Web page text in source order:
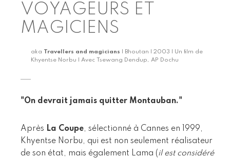
VOYAGEURS ET
MAGICIENS
aka Travellers and magicians | Bhoutan | 2003 | Un film de
Khyentse Norbu | Avec Tsewang Dendup, AP Dochu
"On devrait jamais quitter Montauban."
Après La Coupe, sélectionné à Cannes en 1999,
Khyentse Norbu, qui est non seulement réalisateur
de son état, mais également Lama (il est considéré